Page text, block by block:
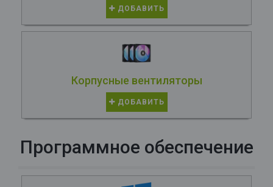
ДОБАВИТЬ
Корпусные вентиляторы
ДОБАВИТЬ
Программное обеспечение